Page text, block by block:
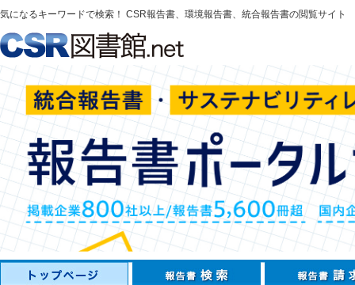
気になるキーワードで検索！ CSR報告書、環境報告書、統合報告書の閲覧サイト